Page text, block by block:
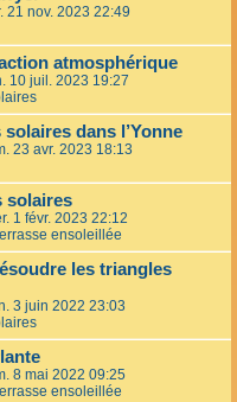
21 nov. 2023 22:49
atmosphérique
10 juil. 2023 19:27
dans l’Yonne
23 avr. 2023 18:13
solaires
1 févr. 2023 22:12
ensoleillée
les triangles
3 juin 2022 23:03
8 mai 2022 09:25
ensoleillée